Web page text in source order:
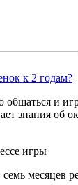
к 2 годам?
и
знания об
месяцев